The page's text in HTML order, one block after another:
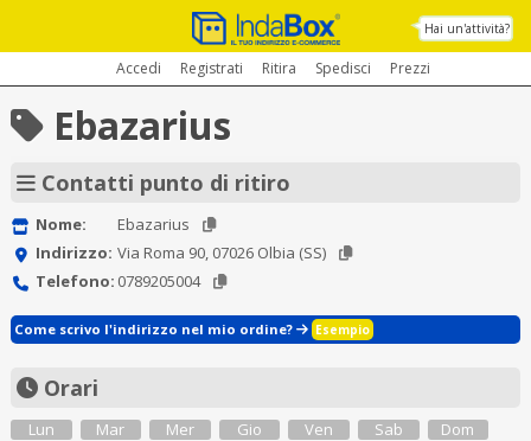
Hai un'attività?
Accedi Registrati Ritira Spedisci Prezzi
Ebazarius
Contatti punto di ritiro
Nome:
Ebazarius
Indirizzo: Via Roma 90, 07026 Olbia (SS)
Telefono: 0789205004
Come scrivo l'indirizzo nel mio ordine? Esempio
Orari
Lun
Mar
Mer
Gio
Ven
Sab Dom